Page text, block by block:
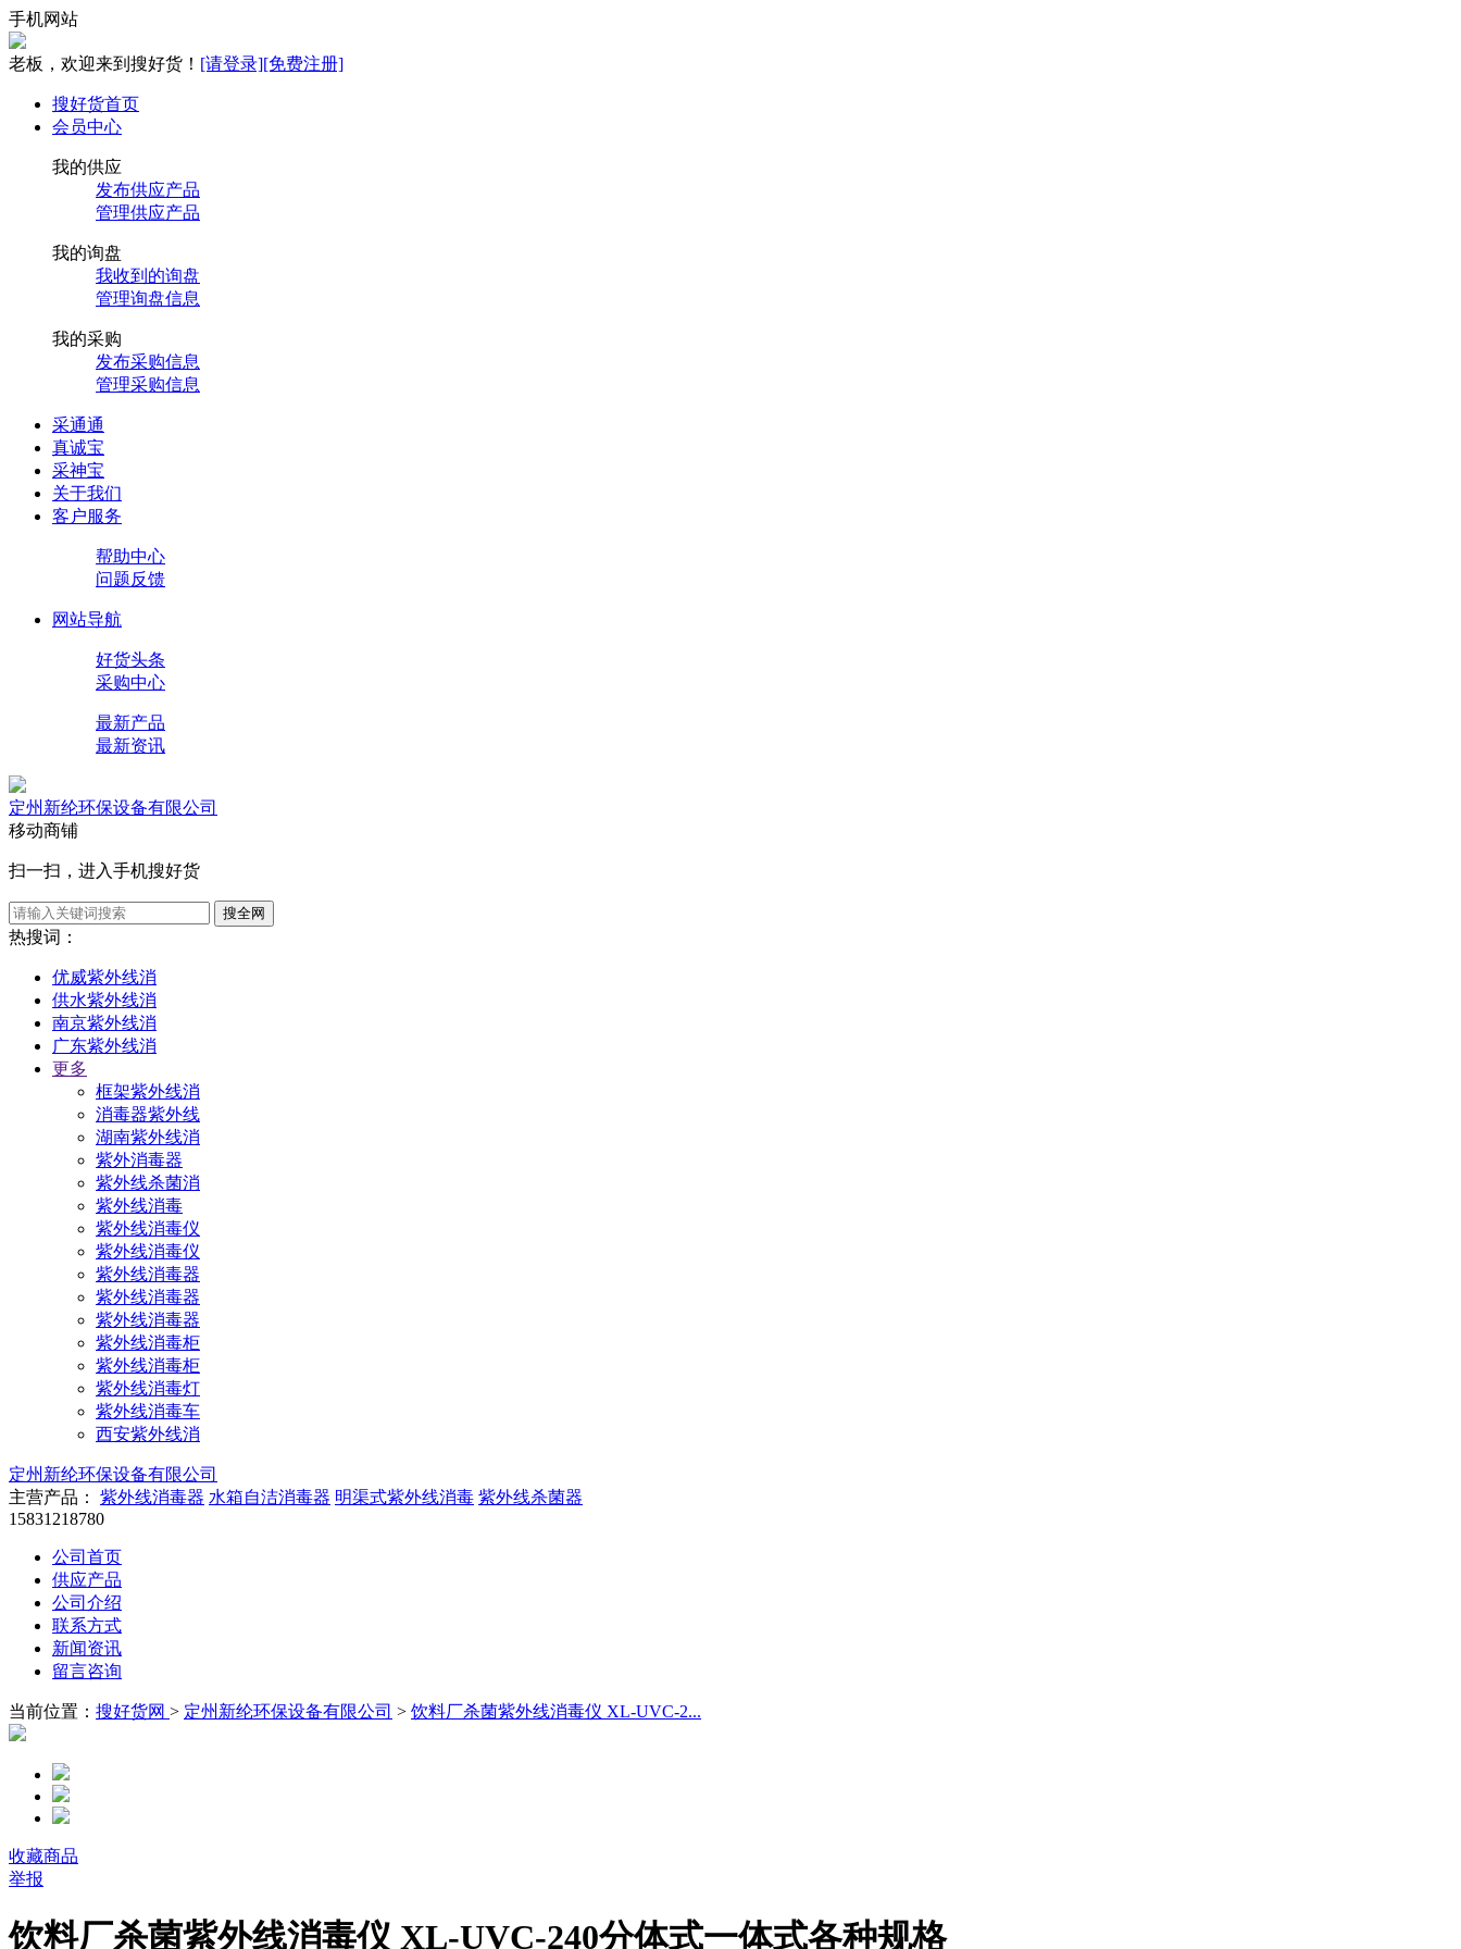
手机网站
老板，欢迎来到搜好货！ [请登录][免费注册]
搜好货首页
会员中心
我的供应
发布供应产品
管理供应产品
我的询盘
我收到的询盘
管理询盘信息
我的采购
发布采购信息
管理采购信息
采通通
真诚宝
采神宝
关于我们
客户服务
帮助中心
问题反馈
网站导航
好货头条
采购中心
最新产品
最新资讯
定州新纶环保设备有限公司
移动商铺
扫一扫，进入手机搜好货
搜全网
热搜词：
优威紫外线消
供水紫外线消
南京紫外线消
广东紫外线消
更多
框架紫外线消
消毒器紫外线
湖南紫外线消
紫外消毒器
紫外线杀菌消
紫外线消毒
紫外线消毒仪
紫外线消毒仪
紫外线消毒器
紫外线消毒器
紫外线消毒器
紫外线消毒柜
紫外线消毒柜
紫外线消毒灯
紫外线消毒车
西安紫外线消
定州新纶环保设备有限公司
主营产品： 紫外线消毒器 水箱自洁消毒器 明渠式紫外线消毒 紫外线杀菌器
15831218780
公司首页
供应产品
公司介绍
联系方式
新闻资讯
留言咨询
当前位置： 搜好货网 > 定州新纶环保设备有限公司 > 饮料厂杀菌紫外线消毒仪 XL-UVC-2...
收藏商品
举报
饮料厂杀菌紫外线消毒仪 XL-UVC-240分体式一体式各种规格